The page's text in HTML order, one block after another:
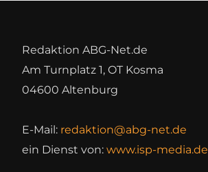
Redaktion ABG-Net.de
Am Turnplatz 1, OT Kosma
04600 Altenburg
E-Mail: redaktion@abg-net.de
ein Dienst von: www.isp-media.de